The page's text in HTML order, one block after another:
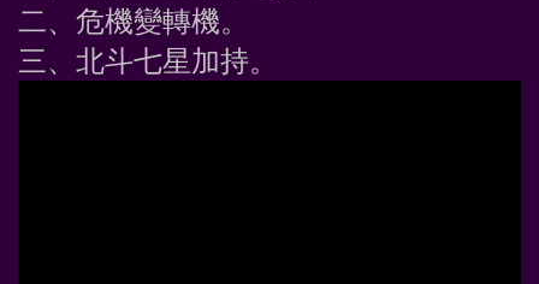
二、危機變轉機。
三、北斗七星加持。